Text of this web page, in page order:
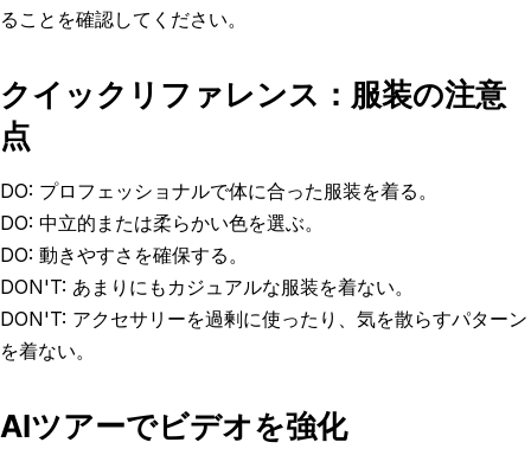
ることを確認してください。
クイックリファレンス：服装の注意
点
DO: プロフェッショナルで体に合った服装を着る。
DO: 中立的または柔らかい色を選ぶ。
DO: 動きやすさを確保する。
DON'T: あまりにもカジュアルな服装を着ない。
DON'T: アクセサリーを過剰に使ったり、気を散らすパターン
を着ない。
AIツアーでビデオを強化